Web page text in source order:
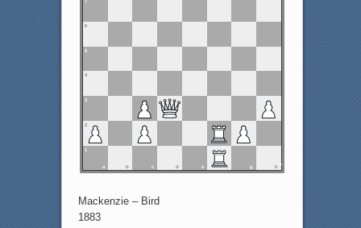
6
5
4
3
2
1
a b c d e f g h
Mackenzie – Bird
1883